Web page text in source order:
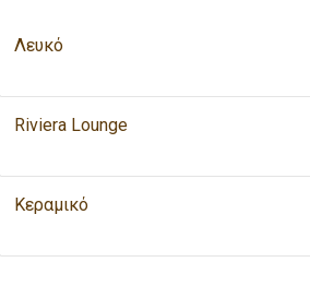
Λευκό
Riviera Lounge
Κεραμικό